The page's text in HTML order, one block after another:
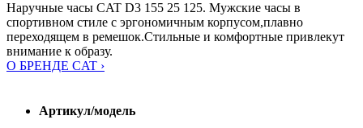
Наручные часы CAT D3 155 25 125. Мужские часы в
спортивном стиле с эргономичным корпусом,плавно
переходящем в ремешок.Стильные и комфортные привлекут
внимание к образу.
О БРЕНДЕ CAT ›
Артикул/модель